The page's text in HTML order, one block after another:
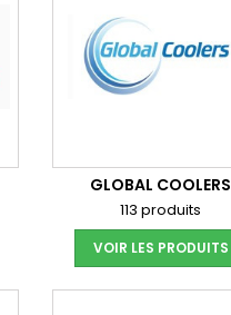
GLOBAL COOLERS
113 produits
VOIR LES PRODUITS